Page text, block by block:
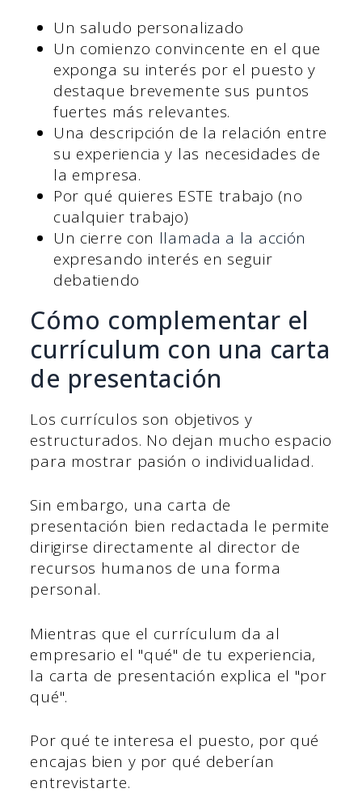
Un saludo personalizado
Un comienzo convincente en el que
exponga su interés por el puesto y
destaque brevemente sus puntos
fuertes más relevantes.
Una descripción de la relación entre
su experiencia y las necesidades de
la empresa.
Por qué quieres ESTE trabajo (no
cualquier trabajo)
Un cierre con llamada a la acción
expresando interés en seguir
debatiendo
Cómo complementar el
currículum con una carta
de presentación
Los currículos son objetivos y
estructurados. No dejan mucho espacio
para mostrar pasión o individualidad.
Sin embargo, una carta de
presentación bien redactada le permite
dirigirse directamente al director de
recursos humanos de una forma
personal.
Mientras que el currículum da al
empresario el "qué" de tu experiencia,
la carta de presentación explica el "por
qué".
Por qué te interesa el puesto, por qué
encajas bien y por qué deberían
entrevistarte.